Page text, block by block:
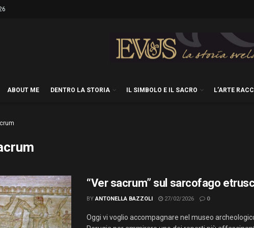
ABOUT ME DENTRO LA STORIA IL SIMBOLO E IL SACRO L’ARTE
“Ver sacrum” sul sarcofago
BY ANTONELLA BAZZOLI 27/02/2026 0
Oggi vi voglio accompagnare nel museo